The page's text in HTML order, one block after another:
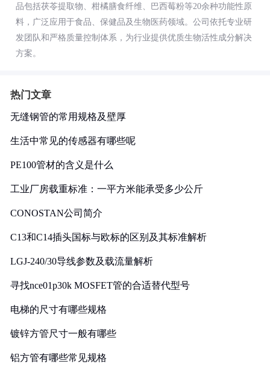
品包括茯苓提取物、柑橘膳食纤维、巴西莓粉等20余种功能性原
料，广泛应用于食品、保健品及生物医药领域。公司依托专业研
发团队和严格质量控制体系，为行业提供优质生物活性成分解决
方案。
热门文章
无缝钢管的常用规格及壁厚
生活中常见的传感器有哪些呢
PE100管材的含义是什么
工业厂房载重标准：一平方米能承受多少公斤
CONOSTAN公司简介
C13和C14插头国标与欧标的区别及其标准解析
LGJ-240/30导线参数及载流量解析
寻找nce01p30k MOSFET管的合适替代型号
电梯的尺寸有哪些规格
镀锌方管尺寸一般有哪些
铝方管有哪些常见规格